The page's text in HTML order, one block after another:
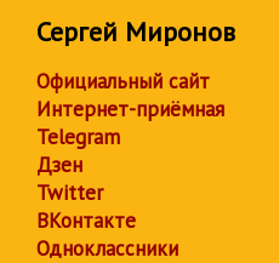
Сергей Миронов
Официальный сайт
Интернет-приёмная
Telegram
Дзен
Twitter
ВКонтакте
Одноклассники